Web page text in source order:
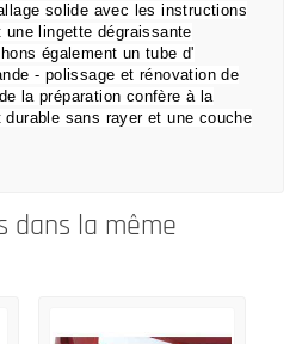
solide avec les instructions
une lingette dégraissante
également un tube d'
- polissage et rénovation de
la préparation confère à la
sans rayer et une couche
dans la même